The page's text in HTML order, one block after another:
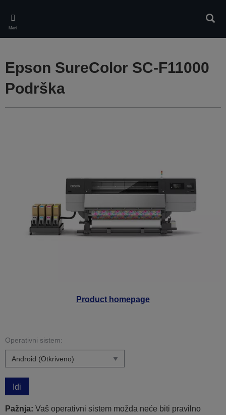
main
content
Meni
Product homepage
Epson SureColor SC-F11000
Podrška
Operativni sistem:
Idi
Pažnja: Vaš operativni sistem možda neće biti pravilno